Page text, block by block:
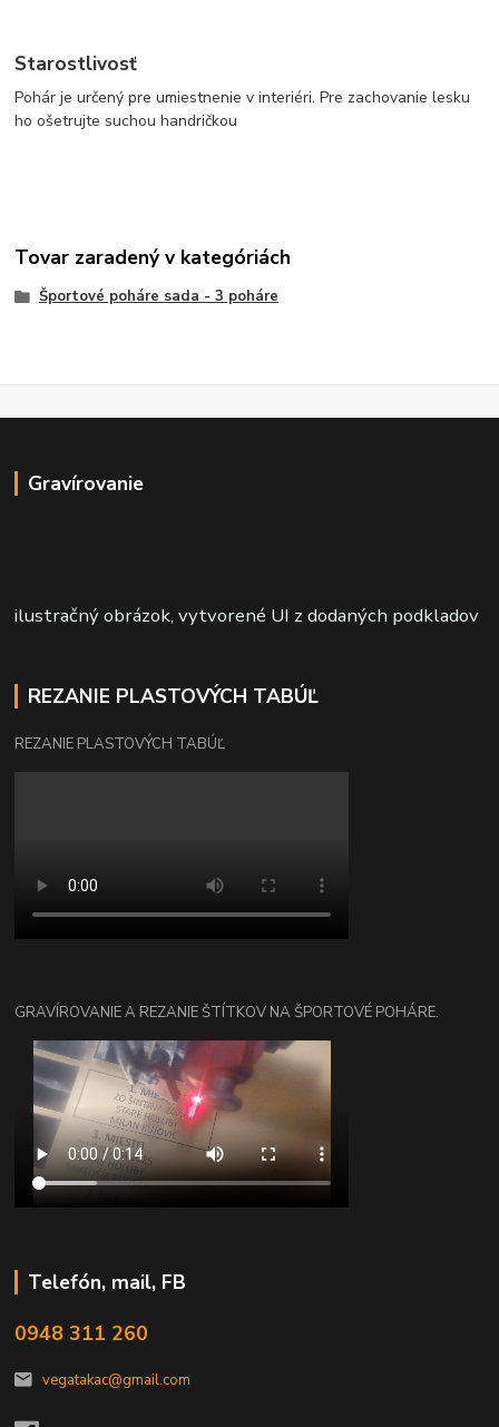
Starostlivosť
Pohár je určený pre umiestnenie v interiéri. Pre zachovanie lesku
ho ošetrujte suchou handričkou
Tovar zaradený v kategóriách
Športové poháre sada - 3 poháre
Gravírovanie
ilustračný obrázok, vytvorené UI z dodaných podkladov
REZANIE PLASTOVÝCH TABÚĽ
REZANIE PLASTOVÝCH TABÚĽ
GRAVÍROVANIE A REZANIE ŠTÍTKOV NA ŠPORTOVÉ POHÁRE.
Telefón, mail, FB
0948 311 260
vegatakac@gmail.com